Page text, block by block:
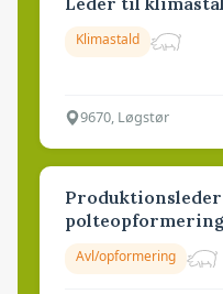
Klimastald
9670, Løgstør
Avl/opformering